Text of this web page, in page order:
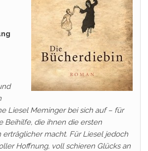
Liesel Meminger bei sich auf – für
Beihilfe, die ihnen die ersten
erträglicher macht. Für Liesel jedoch
Hoffnung, voll schieren Glücks an